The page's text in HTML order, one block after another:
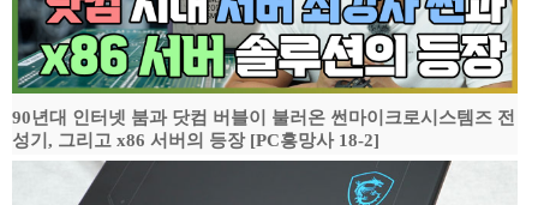
90년대 인터넷 붐과 닷컴 버블이 불러온 썬마이크로시스템즈 전
성기, 그리고 x86 서버의 등장 [PC흥망사 18-2]